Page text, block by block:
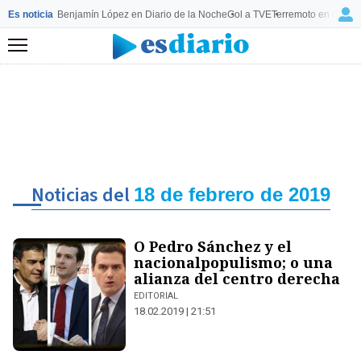
Es noticia Benjamín López en Diario de la NocheGol a TVETerremoto en
Menú
Noticias del 18 de febrero de 2019
O Pedro Sánchez y el
nacionalpopulismo; o una
alianza del centro derecha
EDITORIAL
18.02.2019 | 21:51